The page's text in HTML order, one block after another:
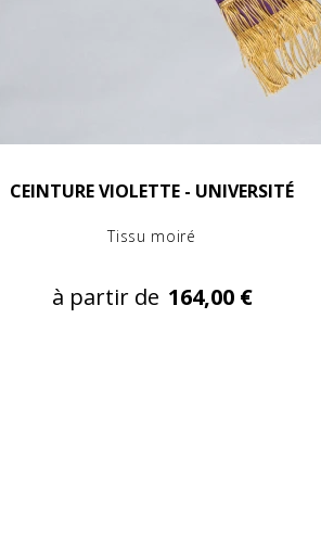
CEINTURE VIOLETTE - UNIVERSITÉ
Tissu moiré
à partir de 164,00 €